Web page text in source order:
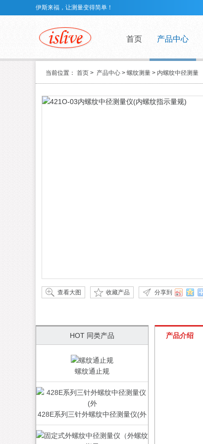
伊斯来福，让测量变得简单！
首页 产品中心
当前位置： 首页 > 产品中心 > 螺纹测量 > 内螺纹中径测量
查看大图 收藏产品 分享到
HOT 同类产品
螺纹通止规
428E系列三针外螺纹中径测量仪(外
产品介绍